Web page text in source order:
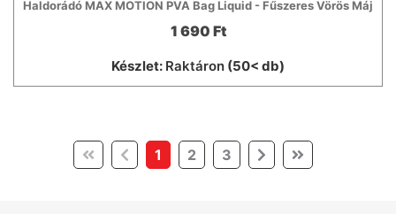
Haldorádó MAX MOTION PVA Bag Liquid - Fűszeres Vörös Máj
1 690 Ft
Készlet: Raktáron (50< db)
1 (current)
2 3